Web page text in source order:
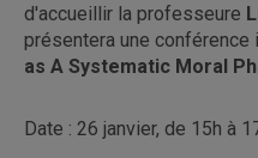
d'accueillir la professeure
présentera une conférence
as A Systematic Moral
Date : 26 janvier, de 15h à